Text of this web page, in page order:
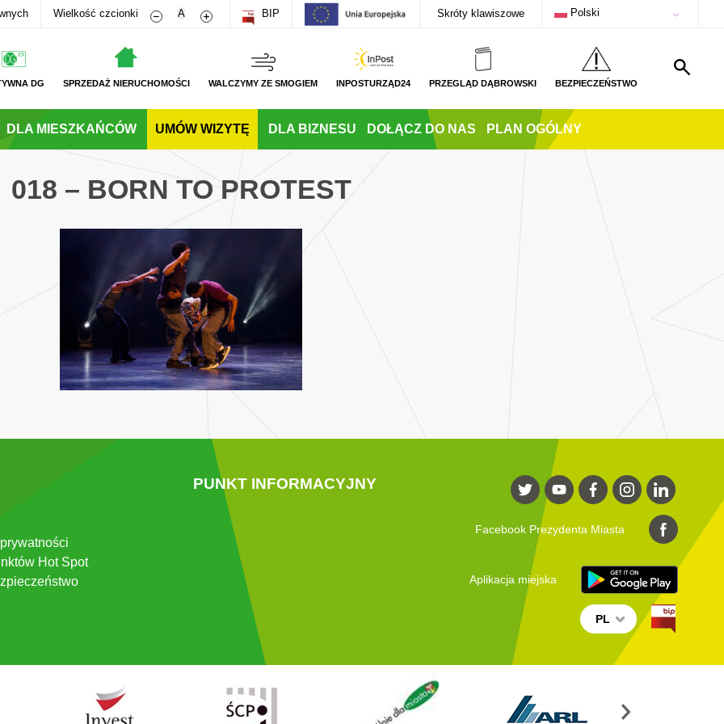
Wielkość czcionki Zmniejsz rozmiar czcionki
A Zwiększ rozmiar czcionki
BIP Skróty klawiszowe Polski
DG SPRZEDAŻ NIERUCHOMOŚCI WALCZYMY ZE SMOGIEM INPOSTURZĄD24 PRZEGLĄD DĄBROWSKI BEZPIECZEŃSTWO
DLA MIESZKAŃCÓW UMÓW WIZYTĘ DLA BIZNESU DOŁĄCZ DO NAS PLAN OGÓLNY
018 – BORN TO PROTEST
Hot Spot
PUNKT INFORMACYJNY
Facebook Prezydenta Miasta
Aplikacja miejska
PL